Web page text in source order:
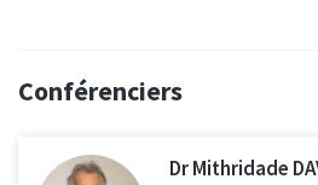
Conférenciers
Dr Mithridade